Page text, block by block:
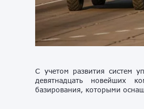
С учетом развития систем
девятнадцать новейших
базирования, которыми